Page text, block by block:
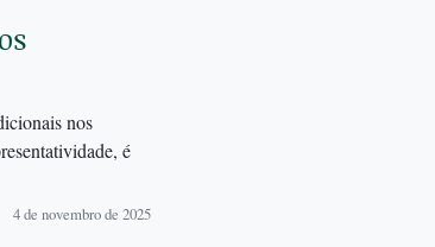
nos
é
4 de novembro de 2025